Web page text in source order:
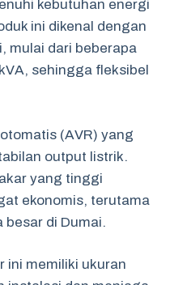
kebutuhan energi
ini dikenal dengan
mulai dari beberapa
sehingga fleksibel
(AVR) yang
output listrik.
yang tinggi
ekonomis, terutama
besar di Dumai.
ini memiliki ukuran